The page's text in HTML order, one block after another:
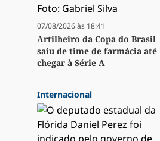
07/08/2026 às 18:41
Artilheiro da Copa do Brasil
saiu de time de farmácia até
chegar à Série A
Internacional